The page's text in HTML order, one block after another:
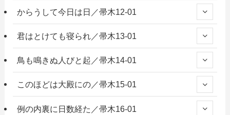
からうして今日は日／帚木12-01
君はとけても寝られ／帚木13-01
鳥も鳴きぬ人びと起／帚木14-01
このほどは大殿にの／帚木15-01
例の内裏に日数経た／帚木16-01